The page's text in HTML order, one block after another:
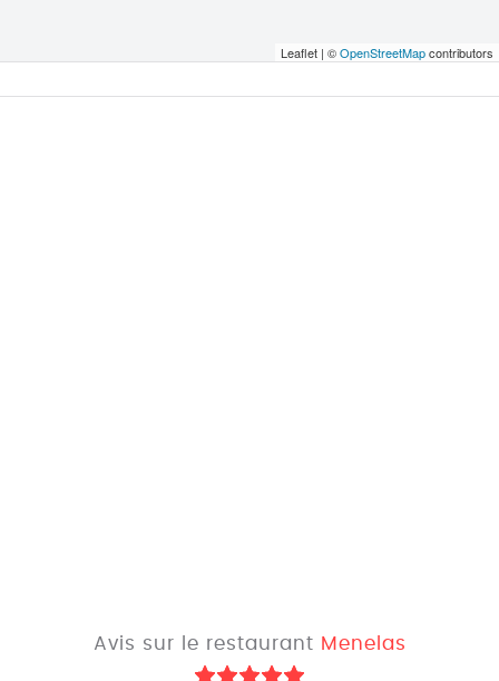
Leaflet | ©OpenStreetMapcontributors
Avis sur le restaurant Menelas